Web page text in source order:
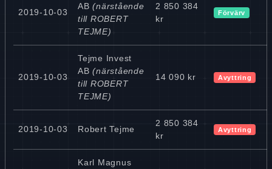
2019-10-03
AB (närstående
till ROBERT
TEJME)
2 850 384
kr
Förvärv
2019-10-03
Tejme Invest
AB (närstående
till ROBERT
TEJME)
14 090 kr Avyttring
2019-10-03 Robert Tejme
2 850 384
kr
Avyttring
Karl Magnus